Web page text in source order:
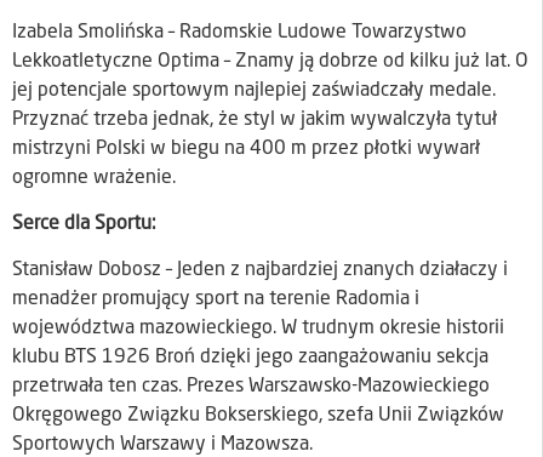
Izabela Smolińska – Radomskie Ludowe Towarzystwo
Lekkoatletyczne Optima – Znamy ją dobrze od kilku już lat. O
jej potencjale sportowym najlepiej zaświadczały medale.
Przyznać trzeba jednak, że styl w jakim wywalczyła tytuł
mistrzyni Polski w biegu na 400 m przez płotki wywarł
ogromne wrażenie.
Serce dla Sportu:
Stanisław Dobosz – Jeden z najbardziej znanych działaczy i
menadżer promujący sport na terenie Radomia i
województwa mazowieckiego. W trudnym okresie historii
klubu BTS 1926 Broń dzięki jego zaangażowaniu sekcja
przetrwała ten czas. Prezes Warszawsko-Mazowieckiego
Okręgowego Związku Bokserskiego, szefa Unii Związków
Sportowych Warszawy i Mazowsza.